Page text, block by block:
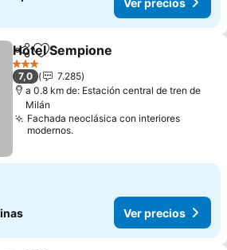
CompartirAgregar a favoritos
Hotel Sempione
3 Estrellas
7,0
7.285
a 0.8 km de: Estación central de tren de
Milán
Fachada neoclásica con interiores
modernos.
Ver precios